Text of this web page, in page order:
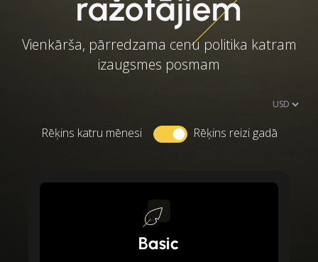
ražotājiem
Vienkārša, pārredzama cenu politika katram
izaugsmes posmam
Rēķins katru mēnesi Rēķins reizi gadā
Basic